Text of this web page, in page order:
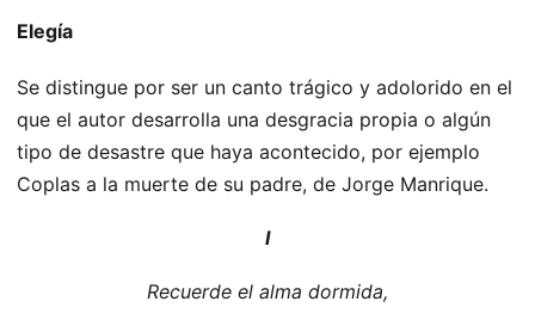
Elegía
Se distingue por ser un canto trágico y adolorido en el
que el autor desarrolla una desgracia propia o algún
tipo de desastre que haya acontecido, por ejemplo
Coplas a la muerte de su padre, de Jorge Manrique.
I
Recuerde el alma dormida,